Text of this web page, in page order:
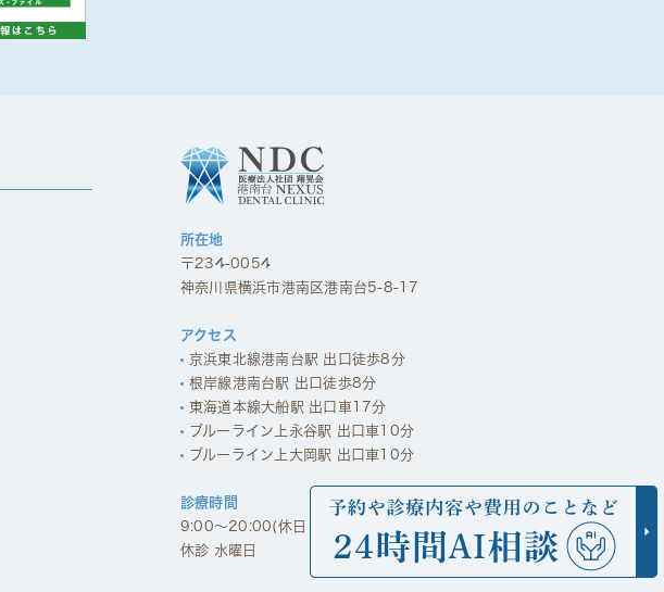
所在地
〒234-0054
神奈川県横浜市港南区港南台5-8-17
アクセス
京浜東北線港南台駅 出口徒歩8分
根岸線港南台駅 出口徒歩8分
東海道本線大船駅 出口車17分
ブルーライン上永谷駅 出口車10分
ブルーライン上大岡駅 出口車10分
診療時間
9:00～20:00(休日 9:00～18:00)
休診 水曜日